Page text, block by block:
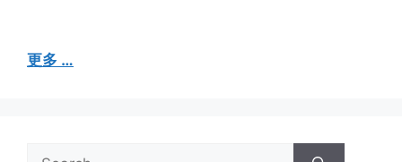
更多 …